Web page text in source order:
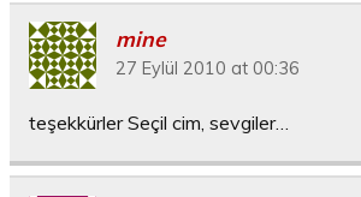
mine
27 Eylül 2010 at 00:36
teşekkürler Seçil cim, sevgiler…